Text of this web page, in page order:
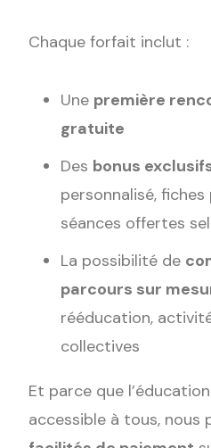
Chaque forfait inclut :
Une première
gratuite
Des bonus
personnalisé,
séances offertes
La possibilité de
parcours sur
rééducation,
collectives
Et parce que
accessible à tous, nous